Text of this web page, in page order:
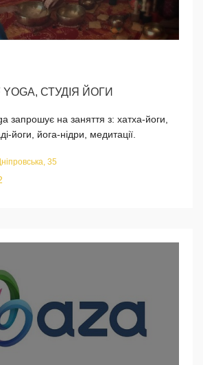
YOGA, СТУДІЯ ЙОГИ
запрошує на заняття з: хатха-йоги,
йоги, йога-нідри, медитації.
35